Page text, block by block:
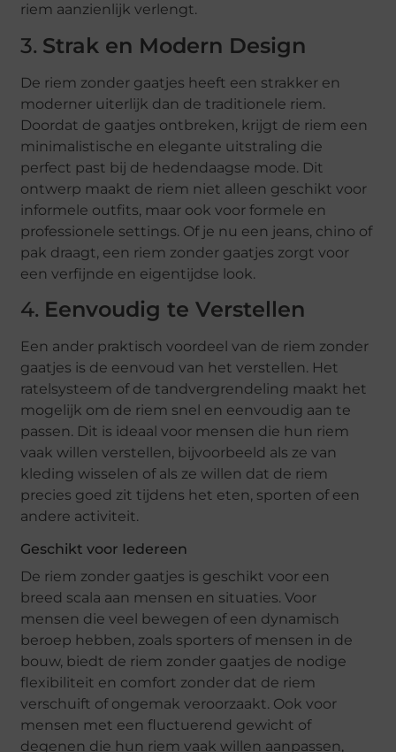
riem aanzienlijk verlengt.
3. Strak en Modern Design
De riem zonder gaatjes heeft een strakker en
moderner uiterlijk dan de traditionele riem.
Doordat de gaatjes ontbreken, krijgt de riem een
minimalistische en elegante uitstraling die
perfect past bij de hedendaagse mode. Dit
ontwerp maakt de riem niet alleen geschikt voor
informele outfits, maar ook voor formele en
professionele settings. Of je nu een jeans, chino of
pak draagt, een riem zonder gaatjes zorgt voor
een verfijnde en eigentijdse look.
4. Eenvoudig te Verstellen
Een ander praktisch voordeel van de riem zonder
gaatjes is de eenvoud van het verstellen. Het
ratelsysteem of de tandvergrendeling maakt het
mogelijk om de riem snel en eenvoudig aan te
passen. Dit is ideaal voor mensen die hun riem
vaak willen verstellen, bijvoorbeeld als ze van
kleding wisselen of als ze willen dat de riem
precies goed zit tijdens het eten, sporten of een
andere activiteit.
Geschikt voor Iedereen
De riem zonder gaatjes is geschikt voor een
breed scala aan mensen en situaties. Voor
mensen die veel bewegen of een dynamisch
beroep hebben, zoals sporters of mensen in de
bouw, biedt de riem zonder gaatjes de nodige
flexibiliteit en comfort zonder dat de riem
verschuift of ongemak veroorzaakt. Ook voor
mensen met een fluctuerend gewicht of
degenen die hun riem vaak willen aanpassen,